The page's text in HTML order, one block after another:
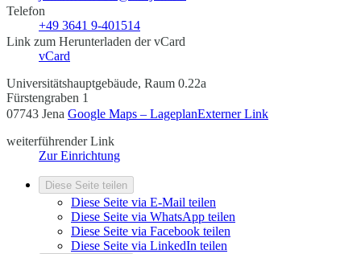
Telefon
+49 3641 9-401514
Link zum Herunterladen der vCard
vCard
Universitätshauptgebäude, Raum 0.22a
Fürstengraben 1
07743 Jena Google Maps – LageplanExterner Link
weiterführender Link
Zur Einrichtung
Diese Seite teilen
Diese Seite via E-Mail teilen
Diese Seite via WhatsApp teilen
Diese Seite via Facebook teilen
Diese Seite via LinkedIn teilen